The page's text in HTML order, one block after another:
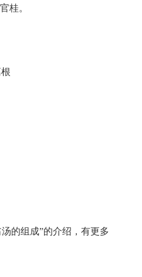
桂。
的组成”的介绍，有更多